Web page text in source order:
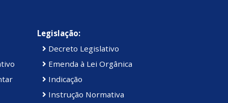
Legislação:
Decreto Legislativo
Emenda à Lei Orgânica
Indicação
Instrução Normativa